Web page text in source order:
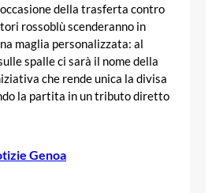
della trasferta contro
rossoblù scenderanno in
maglia personalizzata: al
spalle ci sarà il nome della
che rende unica la divisa
la partita in un tributo diretto
Genoa